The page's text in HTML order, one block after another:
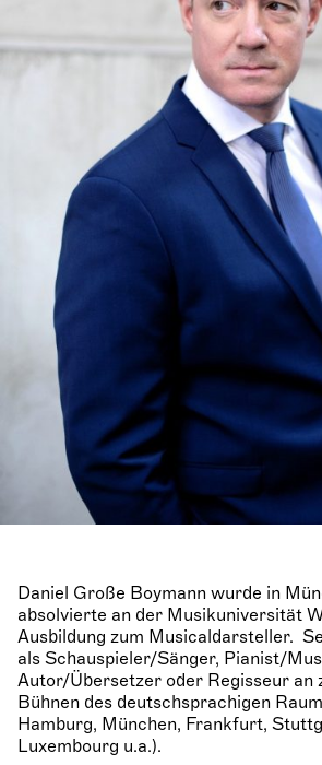
Daniel Große Boymann wurde in
absolvierte an der Musikuniversität
Ausbildung zum Musicaldarsteller.
als Schauspieler/Sänger, Pianist/
Autor/Übersetzer oder Regisseur an
Bühnen des deutschsprachigen
Hamburg, München, Frankfurt,
Luxembourg u.a.).